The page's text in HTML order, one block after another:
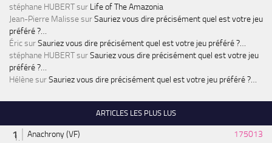
stéphane HUBERTsur Life of The Amazonia
Jean-Pierre MalissesurSauriez vous dire précisément quel est votre jeu
préféré ?…
ÉricsurSauriez vous dire précisément quel est votre jeu préféré ?…
stéphane HUBERTsurSauriez vous dire précisément quel est votre jeu
préféré ?…
HélènesurSauriez vous dire précisément quel est votre jeu préféré ?…
ARTICLES LES PLUS LUS
Anachrony (VF)
175013